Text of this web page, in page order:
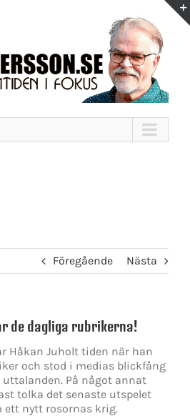
Föregående Nästa
de dagliga rubrikerna!
Håkan Juholt tiden när han
och stod i medias blickfång
På något annat
tolka det senaste utspelet
ett nytt rosornas krig.